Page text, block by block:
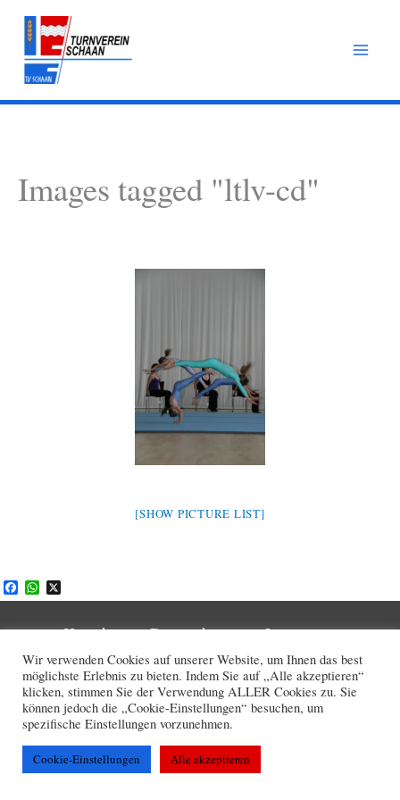
Zum
Inhalt
springen
Images tagged "ltlv-cd"
[SHOW PICTURE LIST]
F
a
e
o
o
k
W
h
t
A
p
p
Kontakt Datenschutz Impressum
Copyright © 2026 Turnverein Schaan
Wir verwenden Cookies auf unserer Website, um Ihnen das best
möglichste Erlebnis zu bieten. Indem Sie auf „Alle akzeptieren“
klicken, stimmen Sie der Verwendung ALLER Cookies zu. Sie
können jedoch die „Cookie-Einstellungen“ besuchen, um
spezifische Einstellungen vorzunehmen.
Cookie-Einstellungen Alle akzeptieren